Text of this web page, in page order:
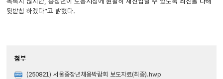
뒷받침 하겠다”고 밝혔다.
첨부
(250821) 서울중장년채용박람회 보도자료(최종).hwp